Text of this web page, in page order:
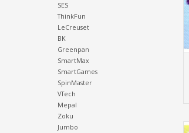
SES
ThinkFun
LeCreuset
BK
Greenpan
SmartMax
SmartGames
SpinMaster
VTech
Mepal
Zoku
Jumbo